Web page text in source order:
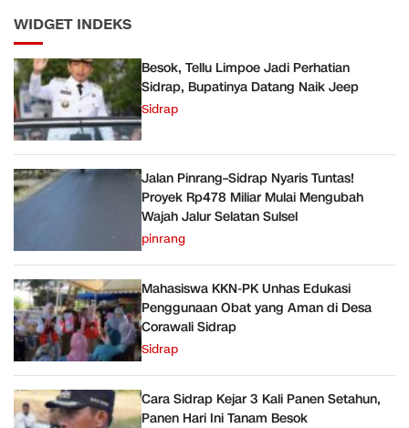
WIDGET INDEKS
Besok, Tellu Limpoe Jadi Perhatian
Sidrap, Bupatinya Datang Naik Jeep
Sidrap
Jalan Pinrang–Sidrap Nyaris Tuntas!
Proyek Rp478 Miliar Mulai Mengubah
Wajah Jalur Selatan Sulsel
pinrang
Mahasiswa KKN-PK Unhas Edukasi
Penggunaan Obat yang Aman di Desa
Corawali Sidrap
Sidrap
Cara Sidrap Kejar 3 Kali Panen Setahun,
Panen Hari Ini Tanam Besok